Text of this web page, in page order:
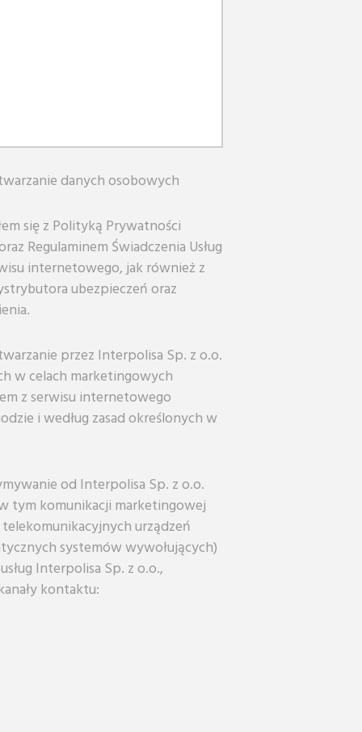
danych osobowych
się z Polityką Prywatności
Regulaminem Świadczenia Usług
internetowego, jak również z
ubezpieczeń oraz
przez Interpolisa Sp. z o.o.
w celach marketingowych
z serwisu internetowego
i według zasad określonych w
od Interpolisa Sp. z o.o.
tym komunikacji marketingowej
urządzeń
systemów wywołujących)
Interpolisa Sp. z o.o.,
kontaktu: